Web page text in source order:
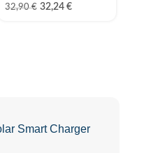
32,90€ 32,24 €
Smart Charger